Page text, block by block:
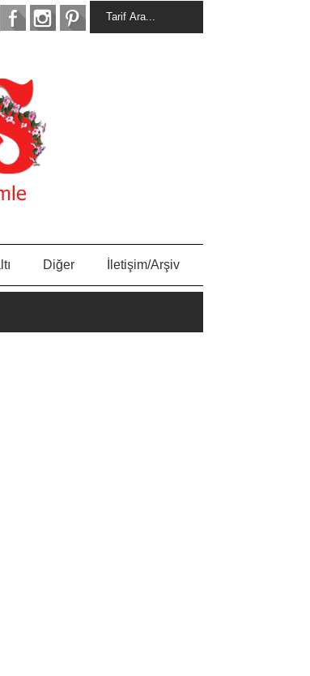
Diğer İletişim/Arşiv